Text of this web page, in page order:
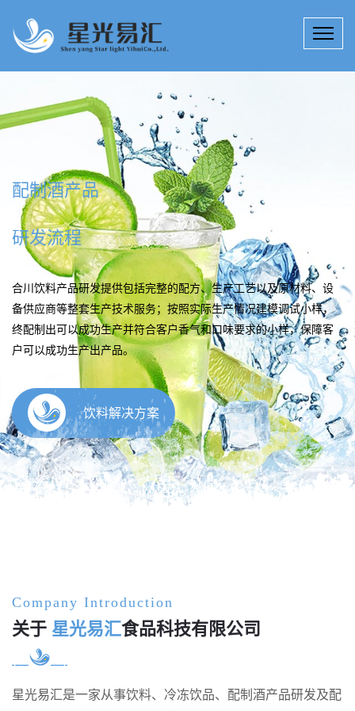
饮料产品研发多种服务
15年来，星光易汇技术团队专注于饮料产品研发、提升、创新；饮
料科技研究所拥有工程师、技师若干名，为客户定制高效、实用的
合川配制酒产品研发技术产品解决方案。
公司详情
Company Introduction
关于 星光易汇食品科技有限公司
星光易汇是一家从事饮料、冷冻饮品、配制酒产品研发及配